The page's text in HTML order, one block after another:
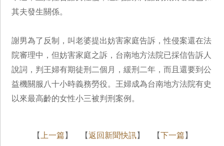
其夫發生關係。
謝男為了反制，叫老婆提出妨害家庭告訴，性侵案還在法
院審理中，但妨害家庭之訴，台南地方法院已採信告訴人
說詞，判王婦有期徒刑二個月，緩刑二年，而且還要到公
益機關服八十小時義務勞役。王婦成為台南地方法院有史
以來最高齡的女性小三被判刑案例。
【 上一篇 】 【返回新聞快訊】 【下一篇 】